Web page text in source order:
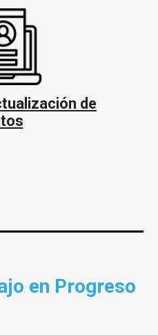
de
en Progreso